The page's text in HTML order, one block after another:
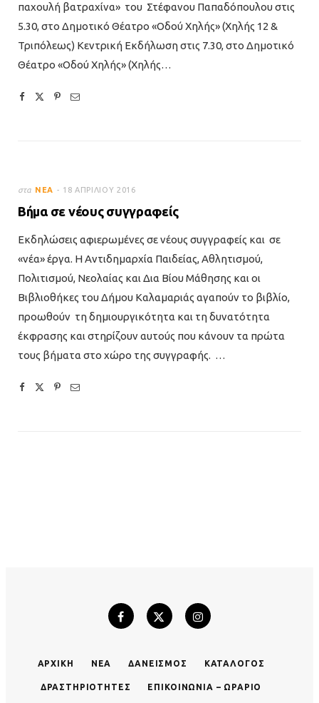
παχουλή βατραχίνα» του Στέφανου Παπαδόπουλου στις
5.30, στο Δημοτικό Θέατρο «Οδού Χηλής» (Χηλής 12 &
Τριπόλεως) Κεντρική Εκδήλωση στις 7.30, στο Δημοτικό
Θέατρο «Οδού Χηλής» (Χηλής…
στα ΝΈΑ 18 ΑΠΡΙΛΊΟΥ 2016
Βήμα σε νέους συγγραφείς
Εκδηλώσεις αφιερωμένες σε νέους συγγραφείς και σε
«νέα» έργα. Η Αντιδημαρχία Παιδείας, Αθλητισμού,
Πολιτισμού, Νεολαίας και Δια Βίου Μάθησης και οι
Βιβλιοθήκες του Δήμου Καλαμαριάς αγαπούν το βιβλίο,
προωθούν τη δημιουργικότητα και τη δυνατότητα
έκφρασης και στηρίζουν αυτούς που κάνουν τα πρώτα
τους βήματα στο χώρο της συγγραφής. …
ΑΡΧΙΚΉ ΝΈΑ ΔΑΝΕΙΣΜΌΣ ΚΑΤΆΛΟΓΟΣ
ΔΡΑΣΤΗΡΙΌΤΗΤΕΣ ΕΠΙΚΟΙΝΩΝΊΑ – ΩΡΆΡΙΟ